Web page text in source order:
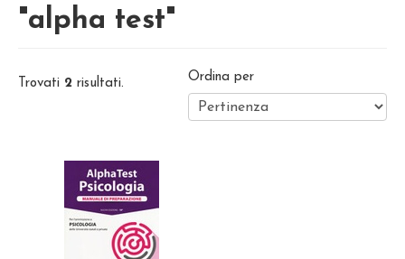
"alpha test"
Trovati 2 risultati. Ordina per